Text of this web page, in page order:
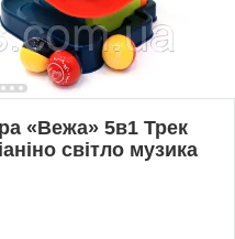
«Вежа» 5в1 Трек
світло музика